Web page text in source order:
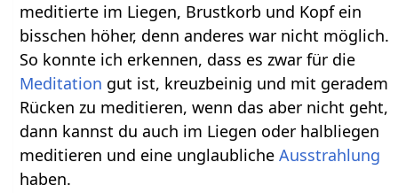
meditierte im Liegen, Brustkorb und Kopf ein
bisschen höher, denn anderes war nicht möglich.
So konnte ich erkennen, dass es zwar für die
Meditation gut ist, kreuzbeinig und mit geradem
Rücken zu meditieren, wenn das aber nicht geht,
dann kannst du auch im Liegen oder halbliegen
meditieren und eine unglaublicheAusstrahlung
haben.